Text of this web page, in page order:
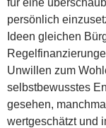
für eine
persönlich
Ideen gleichen
Unwillen zum
selbstbewusstes
gesehen,
wertgeschätzt und